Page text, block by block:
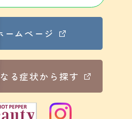
ームページ
る症状から探す